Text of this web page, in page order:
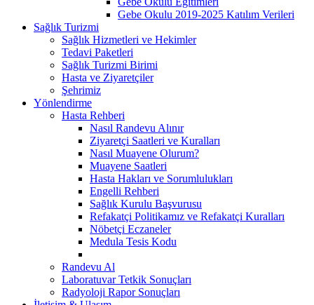
Gebe Okulu 2019-2025 Katılım Verileri
Sağlık Turizmi
Sağlık Hizmetleri ve Hekimler
Tedavi Paketleri
Sağlık Turizmi Birimi
Hasta ve Ziyaretçiler
Şehrimiz
Yönlendirme
Hasta Rehberi
Nasıl Randevu Alınır
Ziyaretçi Saatleri ve Kuralları
Nasıl Muayene Olurum?
Muayene Saatleri
Hasta Hakları ve Sorumlulukları
Engelli Rehberi
Sağlık Kurulu Başvurusu
Refakatçi Politikamız ve Refakatçi Kuralları
Nöbetçi Eczaneler
Medula Tesis Kodu
Randevu Al
Laboratuvar Tetkik Sonuçları
Radyoloji Rapor Sonuçları